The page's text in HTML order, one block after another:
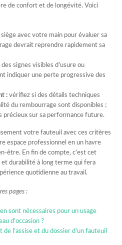
de confort et de longévité. Voici
avec votre main pour évaluer sa
devrait reprendre rapidement sa
signes visibles d’usure ou
indiquer une perte progressive des
:vérifiez si des détails techniques
du rembourrage sont disponibles ;
précieux sur sa performance future.
votre fauteuil avec ces critères
espace professionnel en un havre
être. En fin de compte, c’est cet
durabilité à long terme qui fera
quotidienne au travail.
pages :
sont nécessaires pour un usage
d’occasion ?
l’assise et du dossier d’un fauteuil